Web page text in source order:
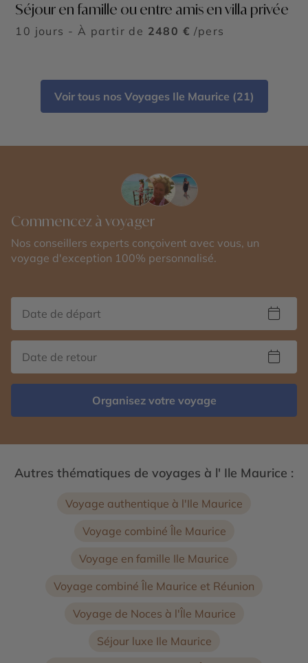
Séjour en famille ou entre amis en villa privée
10 jours - À partir de 2480 € /pers
Voir tous nos Voyages Ile Maurice (21)
Commencez à voyager
Nos conseillers experts conçoivent avec vous, un
voyage d'exception 100% personnalisé.
Organisez votre voyage
Autres thématiques de voyages à l' Ile Maurice :
Voyage authentique à l'Ile Maurice
Voyage combiné Île Maurice
Voyage en famille Ile Maurice
Voyage combiné Île Maurice et Réunion
Voyage de Noces à l'Île Maurice
Séjour luxe Ile Maurice